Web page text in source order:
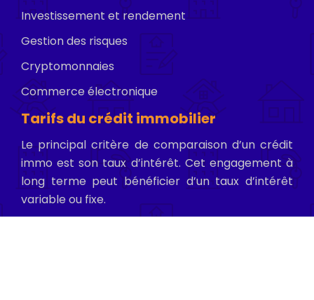
Investissement et rendement
Gestion des risques
Cryptomonnaies
Commerce électronique
Tarifs du crédit immobilier
Le principal critère de comparaison d’un crédit
immo est son taux d’intérêt. Cet engagement à
long terme peut bénéficier d’un taux d’intérêt
variable ou fixe.